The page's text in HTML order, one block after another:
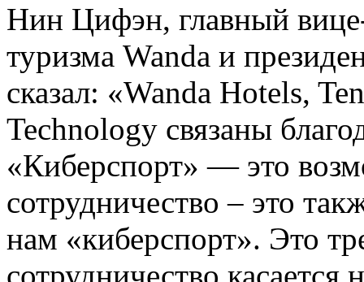
Нин Цифэн, главный
туризма Wanda и
сказал: «Wanda Hotels,
Technology связаны
«Киберспорт» — это
сотрудничество – это
нам «киберспорт». Это
сотрудничество касается